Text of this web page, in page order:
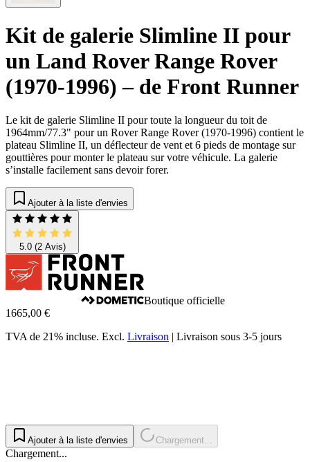
Kit de galerie Slimline II pour
un Land Rover Range Rover
(1970-1996) – de Front Runner
Le kit de galerie Slimline II pour toute la longueur du toit de
1964mm/77.3" pour un Rover Range Rover (1970-1996) contient le
plateau Slimline II, un déflecteur de vent et 6 pieds de montage sur
gouttières pour monter le plateau sur votre véhicule. La galerie
s’installe facilement sans devoir forer.
Ajouter à la liste d'envies
5.0(2 Avis)
Boutique officielle
1665,00 €
TVA de 21% incluse. Excl. Livraison | Livraison sous 3-5 jours
Ajouter à la liste d'envies Chargement...
Chargement...